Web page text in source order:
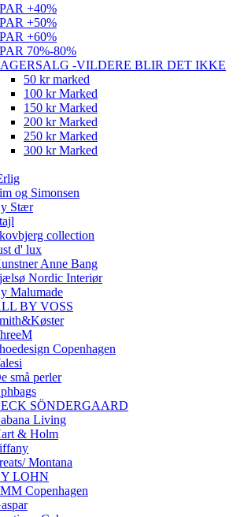
+40%
+50%
+60%
70%-80%
-VILDERE BLIR DET IKKE
50 kr marked
100 kr Marked
150 kr Marked
200 kr Marked
250 kr Marked
300 kr Marked
og Simonsen
Stær
collection
d' lux
Anne Bang
Nordic Interiør
Malumade
BY VOSS
Copenhagen
små perler
SÖNDERGAARD
Living
& Holm
Montana
LOHN
Copenhagen